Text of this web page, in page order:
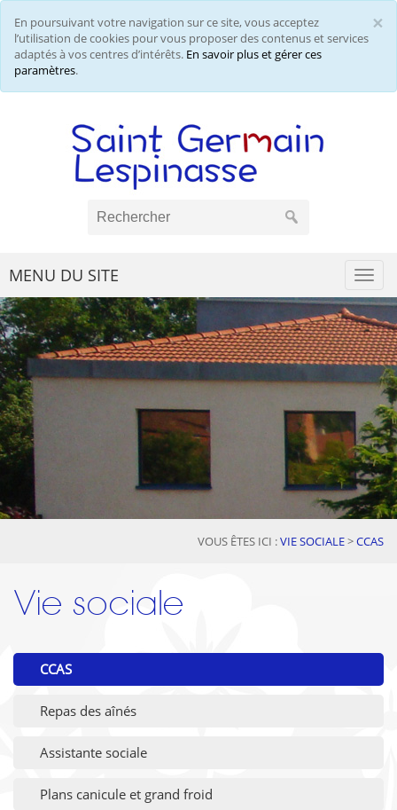
×
En poursuivant votre navigation sur ce site, vous acceptez
l’utilisation de cookies pour vous proposer des contenus et services
adaptés à vos centres d’intérêts. En savoir plus et gérer ces
paramètres.
MENU DU SITE
VOUS ÊTES ICI :VIE SOCIALE>CCAS
Vie sociale
CCAS
Repas des aînés
Assistante sociale
Plans canicule et grand froid